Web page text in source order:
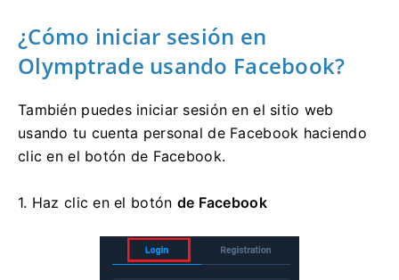
¿Cómo iniciar sesión en
Olymptrade usando Facebook?
También puedes iniciar sesión en el sitio web
usando tu cuenta personal de Facebook haciendo
clic en el botón de Facebook.
1. Haz clic en el botón de Facebook